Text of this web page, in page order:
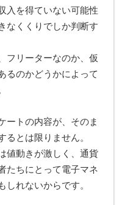
入を得ていない可能性
なくくりでしか判断す
フリーターなのか、仮
るのかどうかによって
ートの内容が、そのま
るとは限りません。
値動きが激しく、通貨
たちにとって電子マネ
しれないからです。